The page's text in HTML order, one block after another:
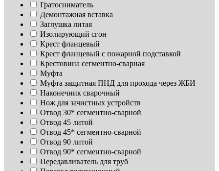
Гратосниматель
Демонтажная вставка
Заглушка литая
Изoлирующий сгон
Крест фланцевый
Крест фланцевый с пожарной подставкой
Крестовина сегментно-сварная
Муфта
Муфта защитная ПНД для прохода через ЖБИ
Наконечник сварочный
Нож для зачистных устройств
Отвод 30* сегментно-сварной
Отвод 45 литой
Отвод 45* сегментно-сварной
Отвод 90 литой
Отвод 90* сегментно-сварной
Передавливатель для труб